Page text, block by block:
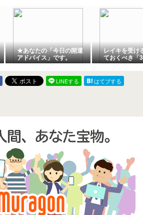
★あなたの「今日の開運
アドバイス」です。
レイキを受け
ておくべき「
――著書から
LINEする
はてブする